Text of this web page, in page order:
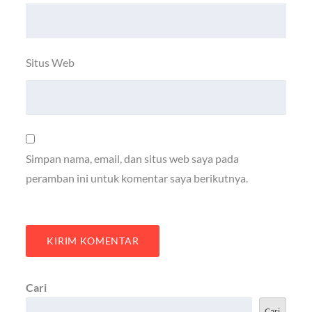
Situs Web
Simpan nama, email, dan situs web saya pada
peramban ini untuk komentar saya berikutnya.
Cari